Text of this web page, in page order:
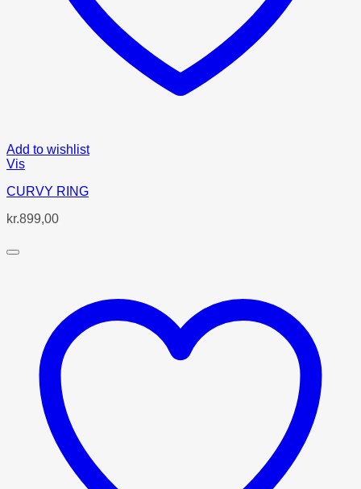
Add to wishlist
Vis
CURVY RING
kr.899,00